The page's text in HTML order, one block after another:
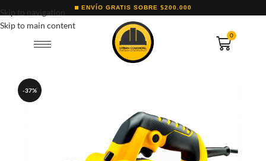
Skip to navigation
Skip to main content
ENVÍO GRATIS SOBRE $200.000
0
-37%